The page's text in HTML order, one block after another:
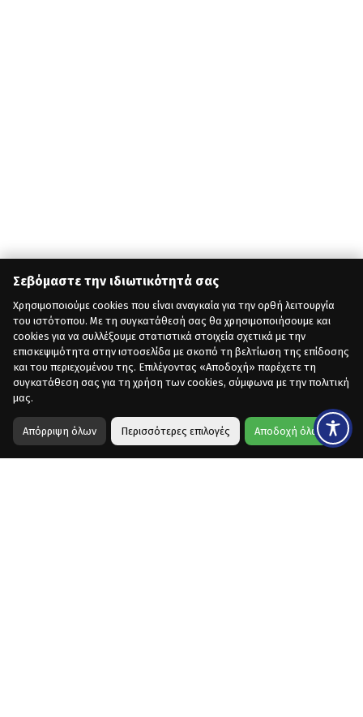
Σεβόμαστε την ιδιωτικότητά σας
Χρησιμοποιούμε cookies που είναι αναγκαία για την ορθή λειτουργία
του ιστότοπου. Με τη συγκατάθεσή σας θα χρησιμοποιήσουμε και
cookies για να συλλέξουμε στατιστικά στοιχεία σχετικά με την
επισκεψιμότητα στην ιστοσελίδα με σκοπό τη βελτίωση της επίδοσης
και του περιεχομένου της. Επιλέγοντας «Αποδοχή» παρέχετε τη
συγκατάθεση σας για τη χρήση των cookies, σύμφωνα με την πολιτική
μας.
Απόρριψη όλων Περισσότερες επιλογές Αποδοχή όλων